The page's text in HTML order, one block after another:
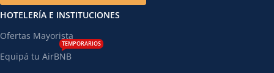
HOTELERÍA E INSTITUCIONES
Ofertas Mayorista
Equipá tu AirBNB
TEMPORARIOS